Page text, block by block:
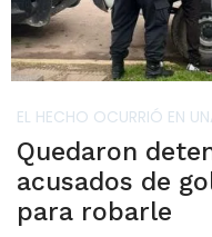
EL HECHO OCURRIÓ EN
Quedaron
acusados de
para robarle